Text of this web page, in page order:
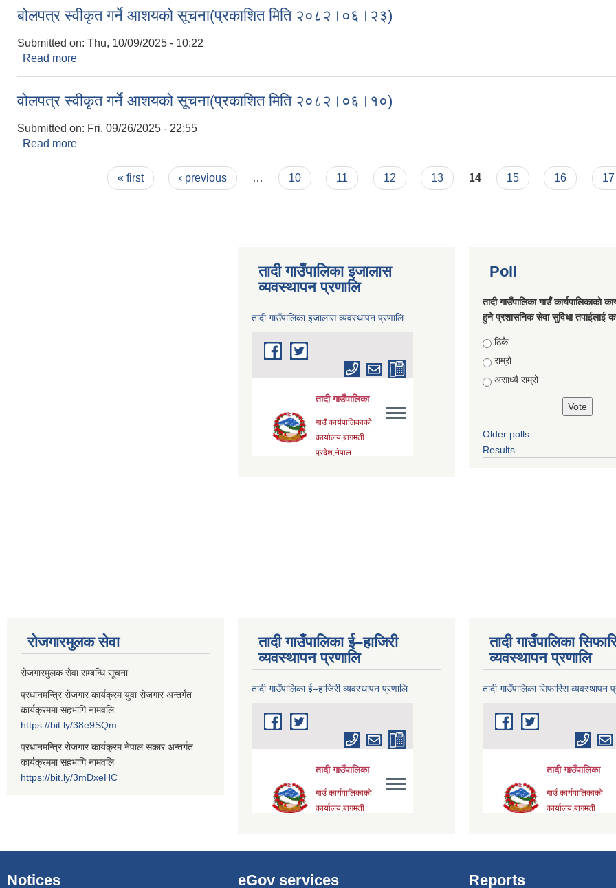
बोलपत्र स्वीकृत गर्ने आशयको सूचना(प्रकाशित मिति २०८२।०६।२३)
Submitted on: Thu, 10/09/2025 - 10:22
Read more
वोलपत्र स्वीकृत गर्ने आशयको सूचना(प्रकाशित मिति २०८२।०६।१०)
Submitted on: Fri, 09/26/2025 - 22:55
Read more
« first ‹ previous … 10 11 12 13 14 15 16 17
तादी गाउँपालिका इजालास
व्यवस्थापन प्रणालि
तादी गाउँपालिका इजालास व्यवस्थापन प्रणालि
Poll
तादी गाउँपालिका गाउँ कार्यपालिकाको
हुने प्रशासनिक सेवा सुविधा तपाईलाई
Choices
ठिकै
राम्रो
असाध्यै राम्रो
Older polls
Results
रोजगारमुलक सेवा
रोजगारमुलक सेवा सम्बन्धि सूचना
प्रधानमन्त्रि रोजगार कार्यक्रम युवा रोजगार अन्तर्गत
कार्यक्रममा सहभागि नामवलि
https://bit.ly/38e9SQm
प्रधानमन्त्रि रोजगार कार्यक्रम नेपाल सकार अन्तर्गत
कार्यक्रममा सहभागि नामवलि
https://bit.ly/3mDxeHC
तादी गाउँपालिका ई–हाजिरी
व्यवस्थापन प्रणालि
तादी गाउँपालिका ई–हाजिरी व्यवस्थापन प्रणालि
तादी गाउँपालिका
व्यवस्थापन प्रणालि
तादी गाउँपालिका सिफारिस व्यवस्थापन
Notices eGov services Reports